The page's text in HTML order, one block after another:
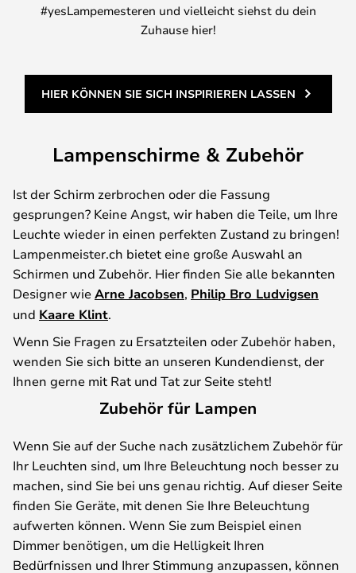
#yesLampemesteren und vielleicht siehst du dein
Zuhause hier!
HIER KÖNNEN SIE SICH INSPIRIEREN LASSEN
Lampenschirme & Zubehör
Ist der Schirm zerbrochen oder die Fassung
gesprungen? Keine Angst, wir haben die Teile, um Ihre
Leuchte wieder in einen perfekten Zustand zu bringen!
Lampenmeister.ch bietet eine große Auswahl an
Schirmen und Zubehör. Hier finden Sie alle bekannten
Designer wieArne Jacobsen, Philip Bro Ludvigsen
und Kaare Klint.
Wenn Sie Fragen zu Ersatzteilen oder Zubehör haben,
wenden Sie sich bitte an unseren Kundendienst, der
Ihnen gerne mit Rat und Tat zur Seite steht!
Zubehör für Lampen
Wenn Sie auf der Suche nach zusätzlichem Zubehör für
Ihr Leuchten sind, um Ihre Beleuchtung noch besser zu
machen, sind Sie bei uns genau richtig. Auf dieser Seite
finden Sie Geräte, mit denen Sie Ihre Beleuchtung
aufwerten können. Wenn Sie zum Beispiel einen
Dimmer benötigen, um die Helligkeit Ihren
Bedürfnissen und Ihrer Stimmung anzupassen, können